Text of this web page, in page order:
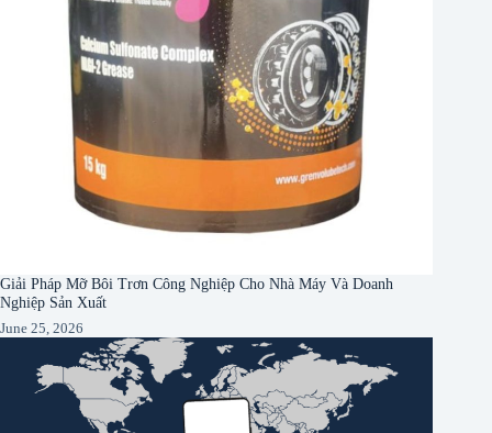
Giải Pháp Mỡ Bôi Trơn Công Nghiệp Cho Nhà Máy Và Doanh
Nghiệp Sản Xuất
June 25, 2026